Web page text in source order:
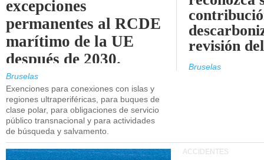
excepciones
permanentes al RCDE
marítimo de la UE
después de 2030.
Bruselas
Exenciones para conexiones con islas y
regiones ultraperiféricas, para buques de
clase polar, para obligaciones de servicio
público transnacional y para actividades
de búsqueda y salvamento.
revisión
Bruselas
ACCIDENTES